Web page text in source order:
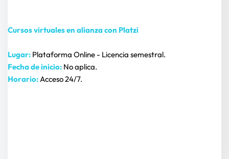
Cursos virtuales en alianza con Platzi
Lugar: Plataforma Online - Licencia semestral.
Fecha de inicio: No aplica.
Horario: Acceso 24/7.